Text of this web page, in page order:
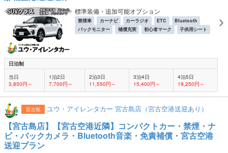
標準装備・追加可能オプション
禁煙車 カーナビ カーラジオ ETC
Bluetooth
バックモニター
補償充実 初心者マーク 子供用シート
日泊制
当日
3,850円～
1泊2日
7,700円～
2泊3日
11,550円～
3泊4日
15,400円～
4泊5日
19,250円～
宮古島 ユウ・アイレンタカー 宮古島店（宮古空港送迎あり）
【宮古島店】【宮古空港近隣】コンパクトカー・禁煙・ナ
ビ・バックカメラ・Bluetooth音楽・免責補償・宮古空港
送迎プラン